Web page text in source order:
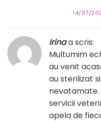
14/07/
Irinaa scris:
Multumim
au venit
au sterilizat
nevatamate.
servicii
apela de